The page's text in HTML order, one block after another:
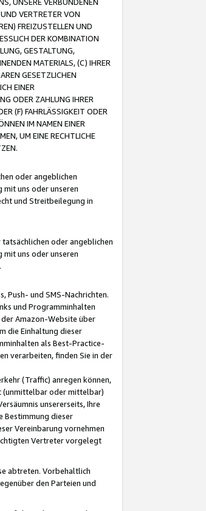
VERTRETER VON
FREIZUSTELLEN UND
DER KOMBINATION
GESTALTUNG,
MATERIALS, (C) IHRER
GESETZLICHEN
EINER
ODER ZAHLUNG IHRER
(F) FAHRLÄSSIGKEIT ODER
IM NAMEN EINER
UM EINE RECHTLICHE
oder angeblichen
uns oder unseren
und Streitbeilegung in
oder angeblichen
uns oder unseren
.
Push- und SMS-Nachrichten.
und Programminhalten
Amazon-Website über
die Einhaltung dieser
als Best-Practice-
verarbeiten, finden Sie in der
(Traffic) anregen können,
(unmittelbar oder mittelbar)
unsererseits, Ihre
Bestimmung dieser
Vereinbarung vornehmen
Vertreter vorgelegt
abtreten. Vorbehaltlich
den Parteien und